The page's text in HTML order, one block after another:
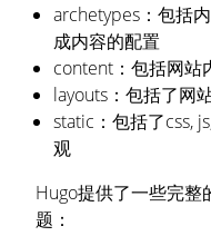
archetypes：包括
成内容的配置
content：包括网站
layouts：包括了网
static：包括了css,
观
Hugo提供了一些完整
题：